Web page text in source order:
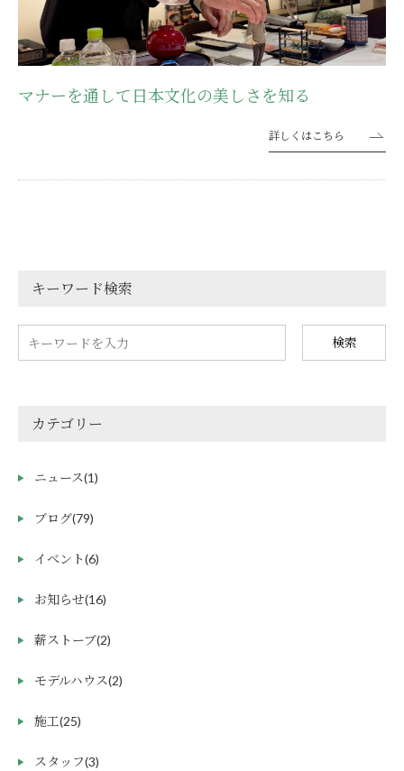
マナーを通して日本文化の美しさを知る
詳しくはこちら
キーワード検索
検索
カテゴリー
ニュース(1)
ブログ(79)
イベント(6)
お知らせ(16)
薪ストーブ(2)
モデルハウス(2)
施工(25)
スタッフ(3)